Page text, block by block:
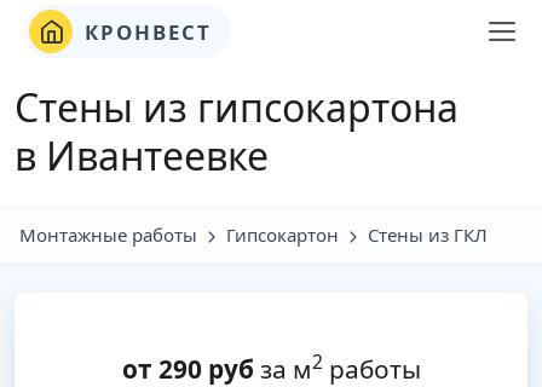
КРОНВЕСТ
Стены из гипсокартона
в Ивантеевке
Монтажные работы Гипсокартон Стены из ГКЛ
от 290руб за м2работы